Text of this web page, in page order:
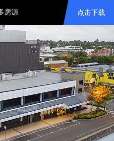
房源 点击下载